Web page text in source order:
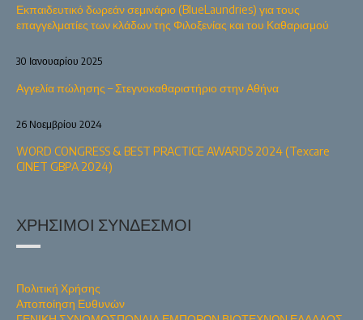
Εκπαιδευτικό δωρεάν σεμινάριο (BlueLaundries) για τους
επαγγελματίες των κλάδων της Φιλοξενίας και του Καθαρισμού
Αγγελία πώλησης – Στεγνοκαθαριστήριο στην Αθήνα
30 Ιανουαρίου 2025
WORD CONGRESS & BEST PRACTICE AWARDS 2024 (Texcare
CINET GBPA 2024)
26 Νοεμβρίου 2024
ΧΡΉΣΙΜΟΙ ΣΎΝΔΕΣΜΟΙ
Πολιτική Χρήσης
Αποποίηση Ευθυνών